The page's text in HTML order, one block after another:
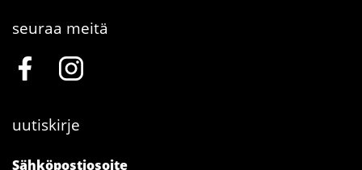
seuraa meitä
uutiskirje
Sähköpostiosoite